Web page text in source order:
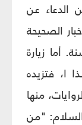
عن
الصحيحة
أما زيارة
ا، فتزيده
منها
السلام: "من